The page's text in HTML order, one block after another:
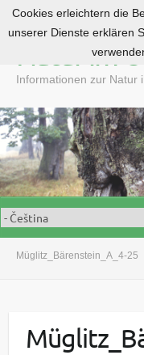
o
c
n
t
e
n
Natur im
Informationen zur Natur
Müglitz_Bärenstein_A_4-25
Cookies erleichtern die
unserer Dienste erklären